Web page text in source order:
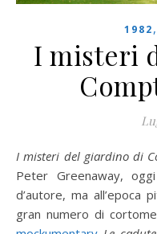
1982,
I misteri
I misteri del giardino di
Peter Greenaway,
d’autore, ma
gran numero di